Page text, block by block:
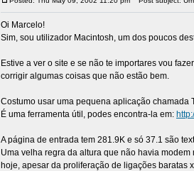
Oi Marcelo!
Sim, sou utilizador Macintosh, um dos poucos
Estive a ver o site e se não te importares vou
corrigir algumas coisas que não estão bem.
Costumo usar uma pequena aplicação chamada
É uma ferramenta útil, podes encontra-la em:
A página de entrada tem 281.9K e só 37.1 são
Uma velha regra da altura que não havia
hoje, apesar da proliferação de ligações baratas